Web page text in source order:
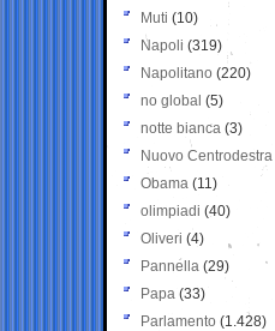
Muti (10)
Napoli (319)
Napolitano (220)
no global (5)
notte bianca (3)
Nuovo Centrodestra
Obama (11)
olimpiadi (40)
Oliveri (4)
Pannella (29)
Papa (33)
Parlamento (1.428)